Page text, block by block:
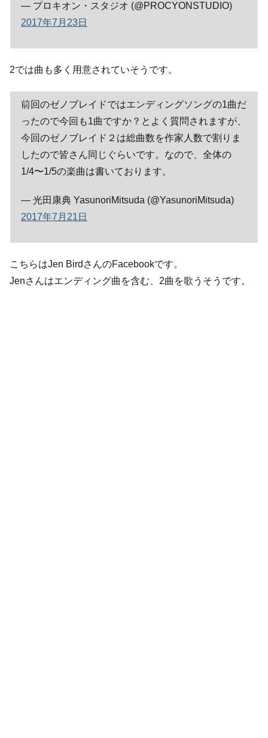
— プロキオン・スタジオ (@PROCYONSTUDIO)
2017年7月23日
2では曲も多く用意されていそうです。
前回のゼノブレイドではエンディングソングの1曲だ
ったので今回も1曲ですか？とよく質問されますが、
今回のゼノブレイド２は総曲数を作家人数で割りま
したので皆さん同じぐらいです。なので、全体の
1/4〜1/5の楽曲は書いております。
— 光田康典 YasunoriMitsuda (@YasunoriMitsuda)
2017年7月21日
こちらはJen BirdさんのFacebookです。
Jenさんはエンディング曲を含む、2曲を歌うそうです。